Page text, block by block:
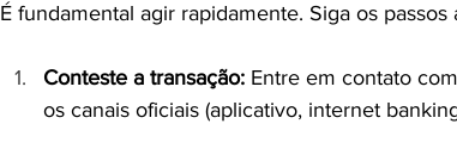
É fundamental agir rapidamente. Siga os passos
Conteste a transação: Entre em contato
os canais oficiais (aplicativo, internet